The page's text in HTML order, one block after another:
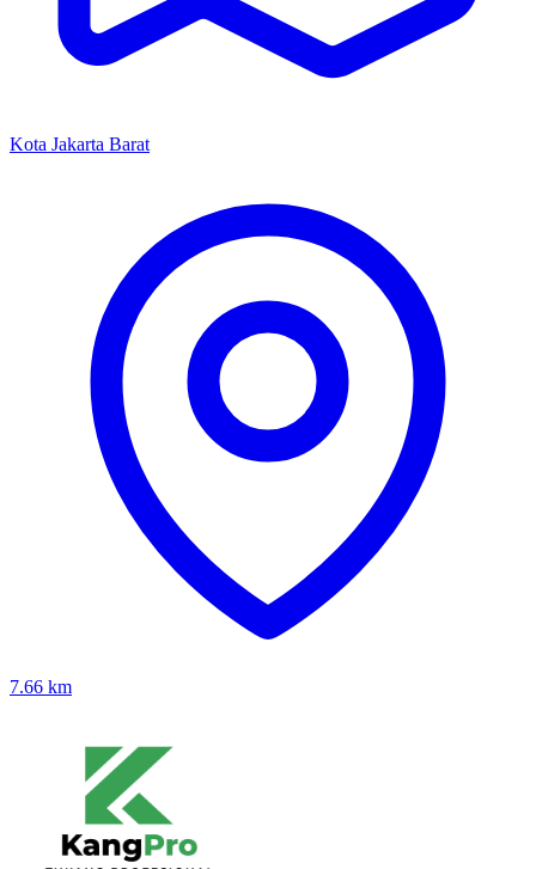
Kota Jakarta Barat
7.66 km